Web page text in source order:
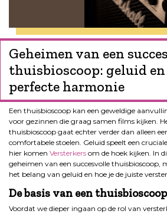
Geheimen van een
thuisbioscoop: geluid
perfecte harmonie
Een thuisbioscoop kan een geweldige
voor gezinnen die graag samen films kijken.
thuisbioscoop gaat echter verder dan alleen
comfortabele stoelen. Geluid speelt een
hier komen Versterkers om de hoek kijken. In
geheimen van een succesvolle thuisbioscoop,
het belang van geluid en hoe je de juiste
De basis van een thuisbioscoop
Voordat we dieper ingaan op de rol van